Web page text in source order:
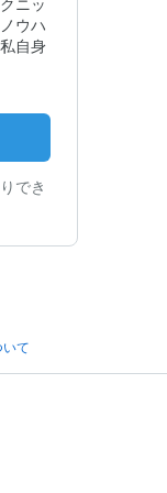
ウハ
自身
でき
て